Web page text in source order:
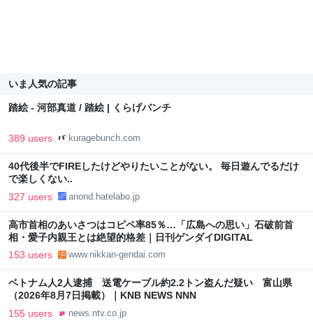
いま人気の記事
踏絵 - 河部真道 / 踏絵 | くらげバンチ
389 users kuragebunch.com
40代後半でFIREしたけどやりたいことがない。 毎日遊んでるだけ
で楽しくない..
327 users anond.hatelabo.jp
高市首相のあいさつはコピペ率85％…「広島への思い」石破前首
相・愛子内親王とは絶望的格差｜日刊ゲンダイDIGITAL
153 users www.nikkan-gendai.com
ベトナム人2人逮捕 送電ケーブル約2.2トン盗んだ疑い 富山県
（2026年8月7日掲載）｜KNB NEWS NNN
155 users news.ntv.co.jp